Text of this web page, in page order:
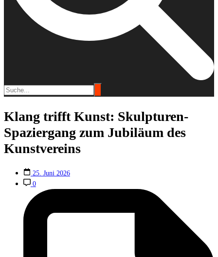
Klang trifft Kunst: Skulpturen-
Spaziergang zum Jubiläum des
Kunstvereins
25. Juni 2026
0